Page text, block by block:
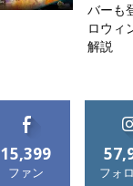
バーも
ロウィ
解説
15,399
ファン フォ